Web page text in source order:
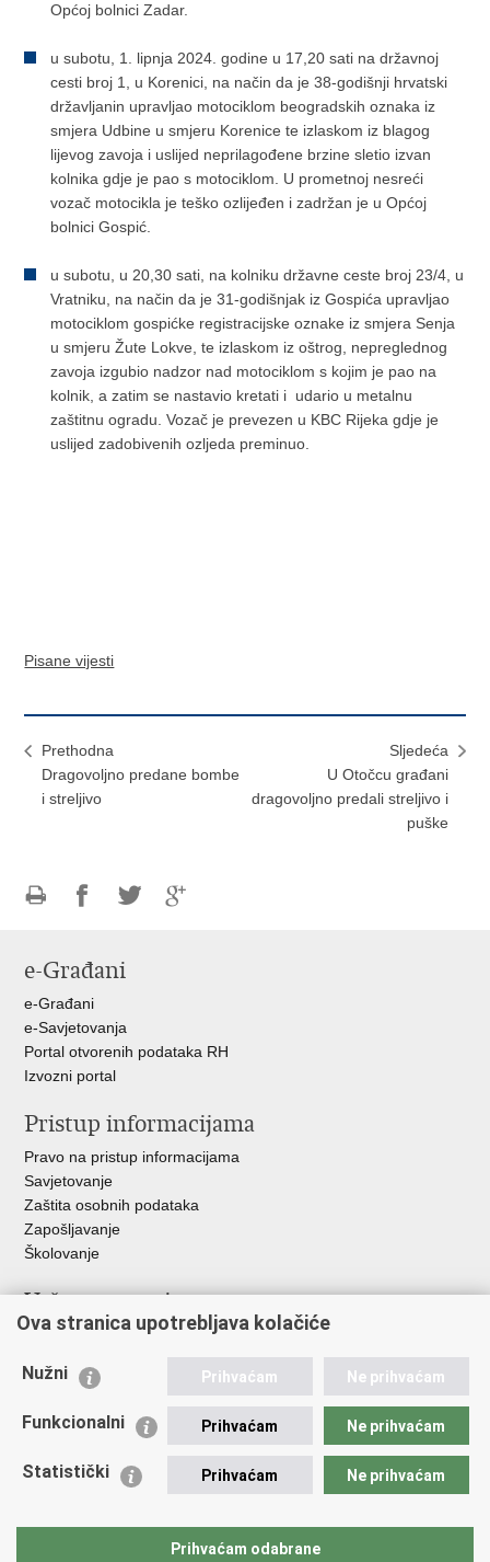
Općoj bolnici Zadar.
u subotu, 1. lipnja 2024. godine u 17,20 sati na državnoj
cesti broj 1, u Korenici, na način da je 38-godišnji hrvatski
državljanin upravljao motociklom beogradskih oznaka iz
smjera Udbine u smjeru Korenice te izlaskom iz blagog
lijevog zavoja i uslijed neprilagođene brzine sletio izvan
kolnika gdje je pao s motociklom. U prometnoj nesreći
vozač motocikla je teško ozlijeđen i zadržan je u Općoj
bolnici Gospić.
u subotu, u 20,30 sati, na kolniku državne ceste broj 23/4, u
Vratniku, na način da je 31-godišnjak iz Gospića upravljao
motociklom gospićke registracijske oznake iz smjera Senja
u smjeru Žute Lokve, te izlaskom iz oštrog, nepreglednog
zavoja izgubio nadzor nad motociklom s kojim je pao na
kolnik, a zatim se nastavio kretati i udario u metalnu
zaštitnu ogradu. Vozač je prevezen u KBC Rijeka gdje je
uslijed zadobivenih ozljeda preminuo.
Pisane vijesti
Prethodna
Dragovoljno predane bombe
i streljivo
Sljedeća
U Otočcu građani
dragovoljno predali streljivo i
puške
FacebookuTwitteru
e-Građani
e-Građani
e-Savjetovanja
Portal otvorenih podataka RH
Izvozni portal
Pristup informacijama
Pravo na pristup informacijama
Savjetovanje
Zaštita osobnih podataka
Zapošljavanje
Školovanje
Važne poveznice
Ministarstvo unutarnjih poslova
Udruge
Policijska akademija
Zaklada policijske solidarnosti
Vučetić"
Ova stranica upotrebljava kolačiće
Nužni Prihvaćam Ne prihvaćam
Funkcionalni Prihvaćam Ne prihvaćam
Statistički Prihvaćam Ne prihvaćam
Prihvaćam odabrane